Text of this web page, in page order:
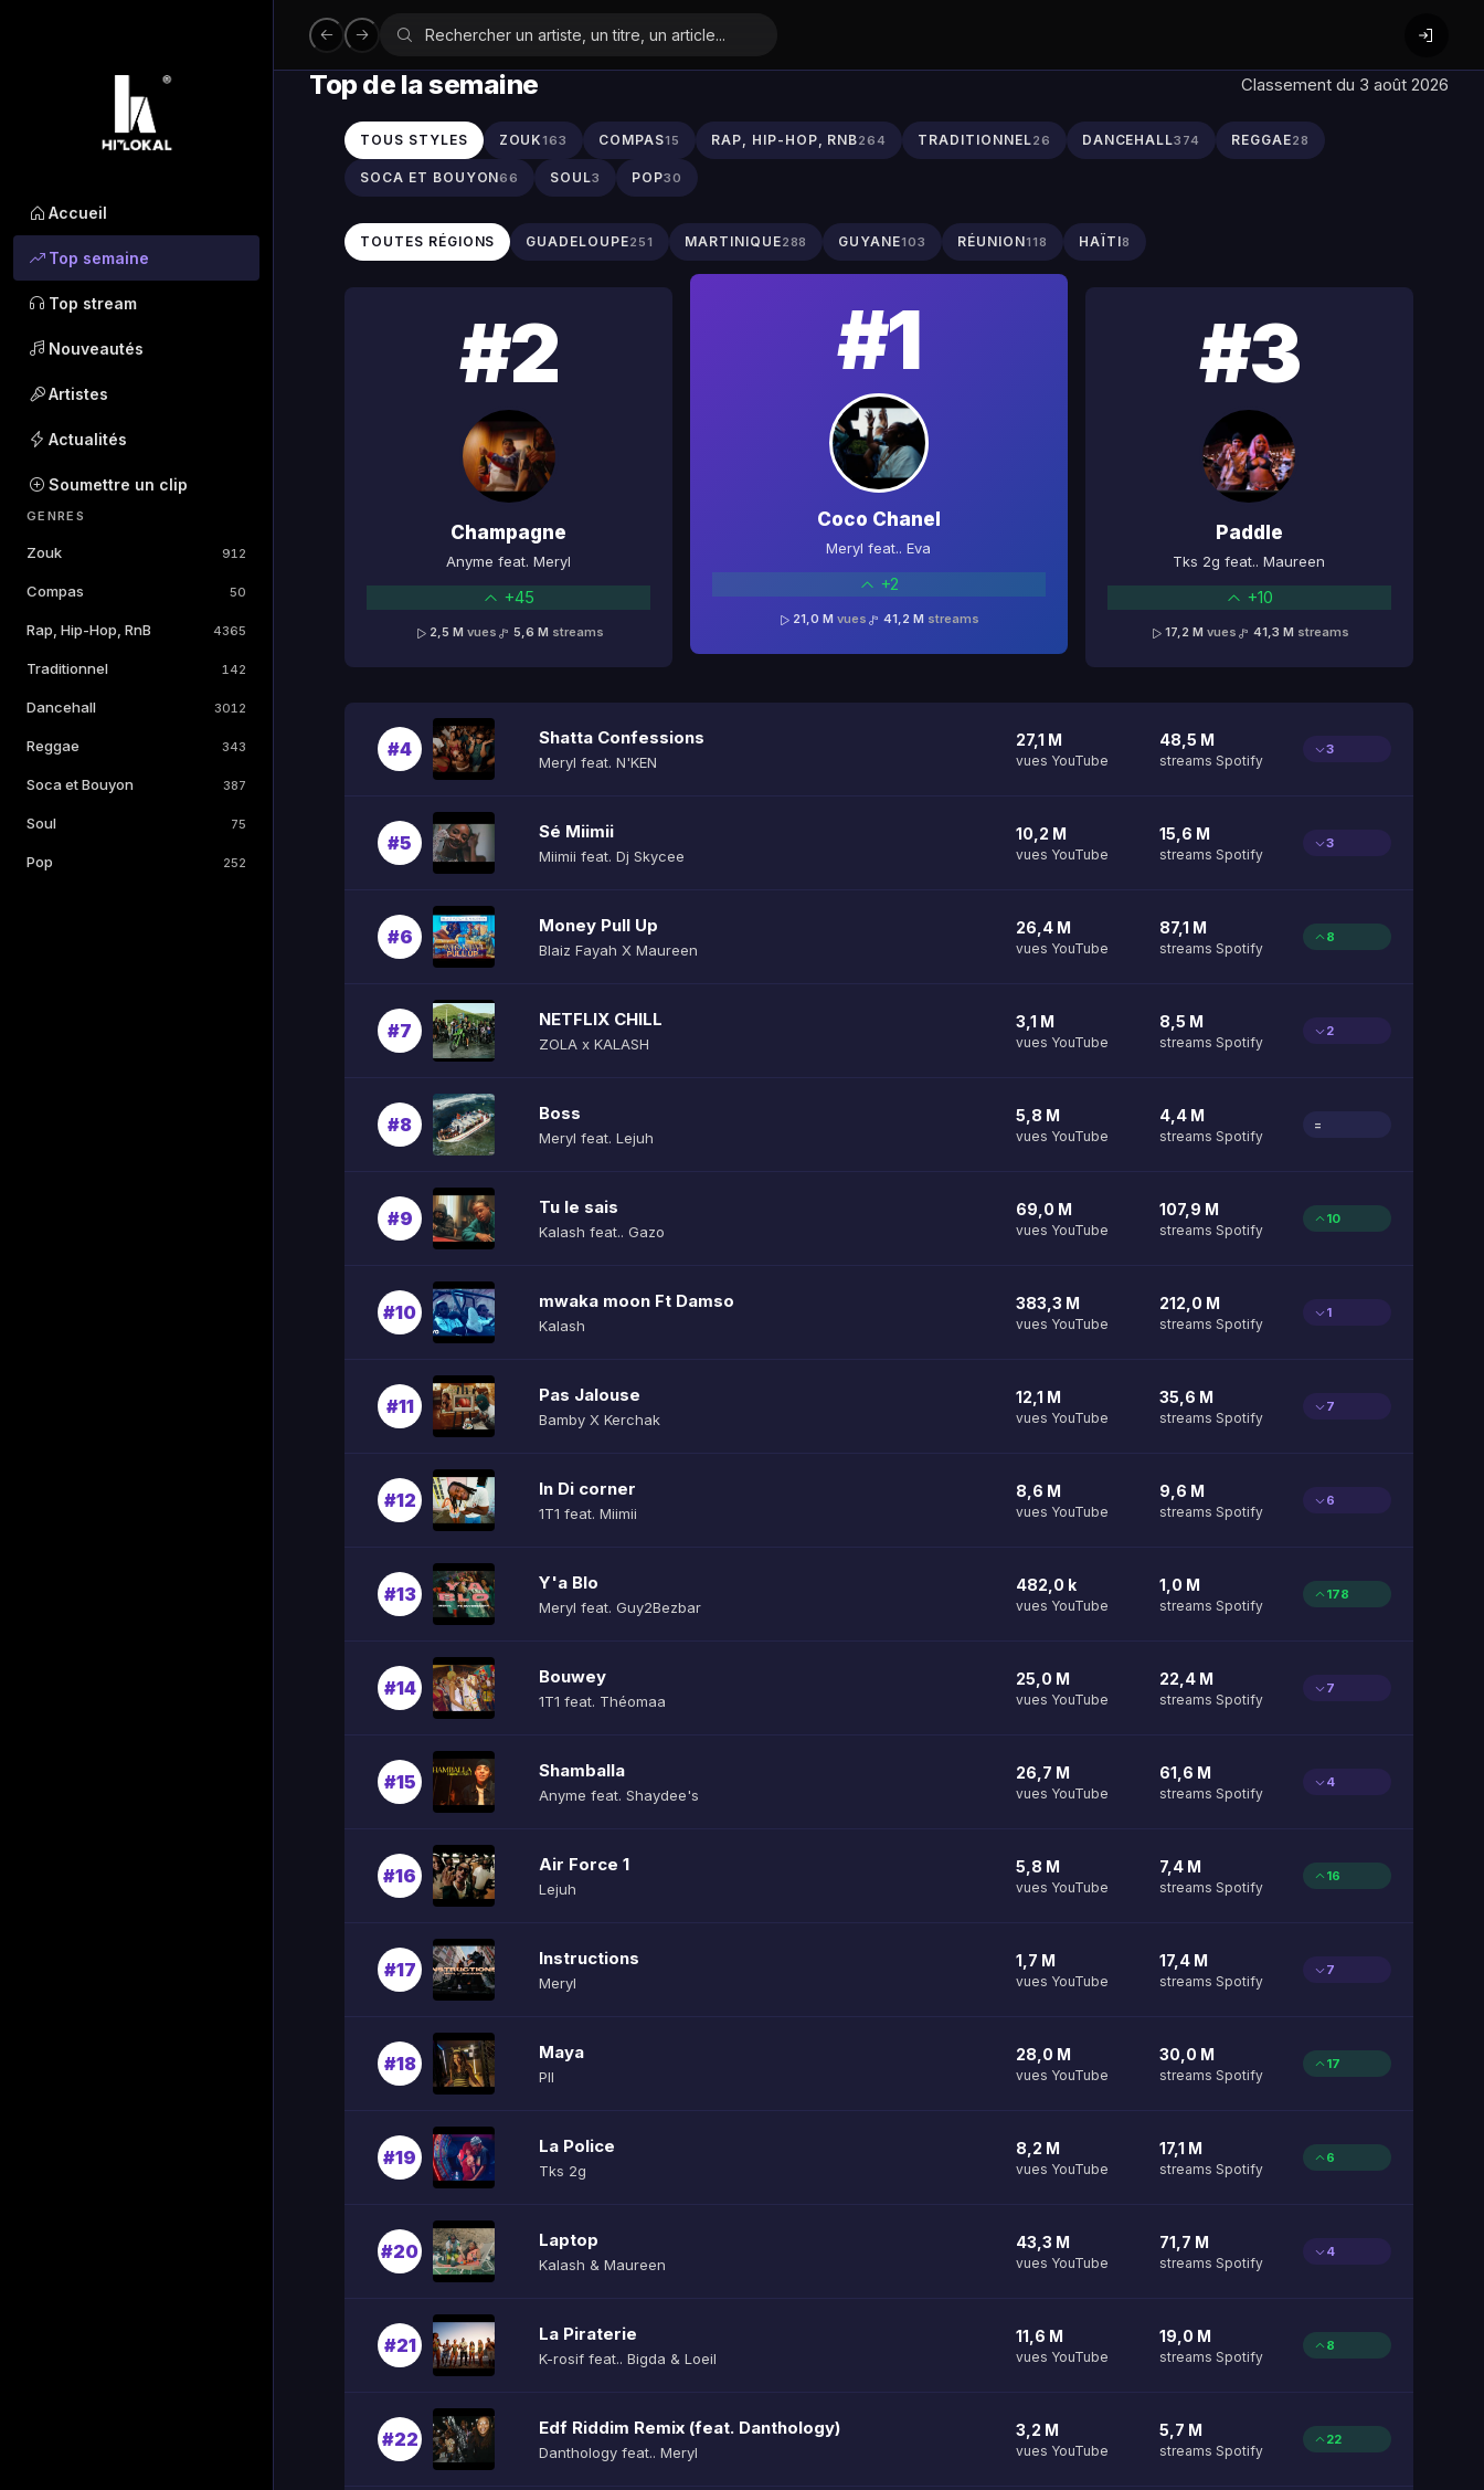
Accueil
Top semaine
Top stream
Nouveautés
Artistes
Actualités
Soumettre un clip
GENRES
Zouk 912
Compas 50
Rap, Hip-Hop, RnB 4365
Traditionnel 142
Dancehall 3012
Reggae 343
Soca et Bouyon 387
Soul 75
Pop 252
Top de la semaine Classement du 3 août 2026
TOUS STYLES ZOUK163 COMPAS15 RAP, HIP-HOP, RNB264 TRADITIONNEL26 DANCEHALL374 REGGAE28
SOCA ET BOUYON66 SOUL3 POP30
TOUTES RÉGIONS GUADELOUPE251 MARTINIQUE288 GUYANE103 RÉUNION118 HAÏTI8
#2
Champagne
Anyme feat. Meryl
+45
2,5 M vues 5,6 M streams
#1
Coco Chanel
Meryl feat.. Eva
+2
21,0 Mvues 41,2 M streams
#3
Paddle
Tks 2g feat.. Maureen
+10
17,2 M vues 41,3 M streams
#4
Shatta Confessions
Meryl feat. N'KEN
27,1 M
vues YouTube
48,5 M
streams Spotify
3
#5
Sé Miimii
Miimii feat. Dj Skycee
10,2 M
vues YouTube
15,6 M
streams Spotify
3
#6
Money Pull Up
Blaiz Fayah X Maureen
26,4 M
vues YouTube
87,1 M
streams Spotify
8
#7
NETFLIX CHILL
ZOLA x KALASH
3,1 M
vues YouTube
8,5 M
streams Spotify
2
#8
Boss
Meryl feat. Lejuh
5,8 M
vues YouTube
4,4 M
streams Spotify
=
#9
Tu le sais
Kalash feat.. Gazo
69,0 M
vues YouTube
107,9 M
streams Spotify
10
#10
mwaka moon Ft Damso
Kalash
383,3 M
vues YouTube
212,0 M
streams Spotify
1
#11
Pas Jalouse
Bamby X Kerchak
12,1 M
vues YouTube
35,6 M
streams Spotify
7
#12
In Di corner
1T1 feat. Miimii
8,6 M
vues YouTube
9,6 M
streams Spotify
6
#13
Y'a Blo
Meryl feat. Guy2Bezbar
482,0 k
vues YouTube
1,0 M
streams Spotify
178
#14
Bouwey
1T1 feat. Théomaa
25,0 M
vues YouTube
22,4 M
streams Spotify
7
#15
Shamballa
Anyme feat. Shaydee's
26,7 M
vues YouTube
61,6 M
streams Spotify
4
#16
Air Force 1
Lejuh
5,8 M
vues YouTube
7,4 M
streams Spotify
16
#17
Instructions
Meryl
1,7 M
vues YouTube
17,4 M
streams Spotify
7
#18
Maya
Pll
28,0 M
vues YouTube
30,0 M
streams Spotify
17
#19
La Police
Tks 2g
8,2 M
vues YouTube
17,1 M
streams Spotify
6
#20
Laptop
Kalash & Maureen
43,3 M
vues YouTube
71,7 M
streams Spotify
4
#21
La Piraterie
K-rosif feat.. Bigda & Loeil
11,6 M
vues YouTube
19,0 M
streams Spotify
8
#22
Edf Riddim Remix (feat. Danthology)
Danthology feat.. Meryl
3,2 M
vues YouTube
5,7 M
streams Spotify
22